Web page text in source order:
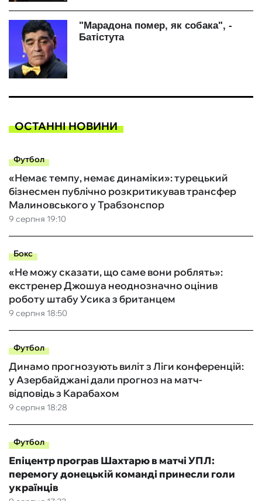
ОСТАННІ НОВИНИ
Футбол
9 серпня 19:10
«Немає темпу, немає динаміки»: турецький
бізнесмен публічно розкритикував трансфер
Малиновського у Трабзонспор
Бокс
9 серпня 18:50
«Не можу сказати, що саме вони роблять»:
екстренер Джошуа неоднозначно оцінив
роботу штабу Усика з британцем
Футбол
9 серпня 18:28
Динамо прогнозують виліт з Ліги конференцій:
у Азербайджані дали прогноз на матч-
відповідь з Карабахом
Футбол
Епіцентр програв Шахтарю в матчі УПЛ:
перемогу донецькій команді принесли голи
українців